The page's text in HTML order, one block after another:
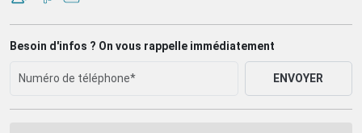
Besoin d'infos ? On vous rappelle immédiatement
ENVOYER